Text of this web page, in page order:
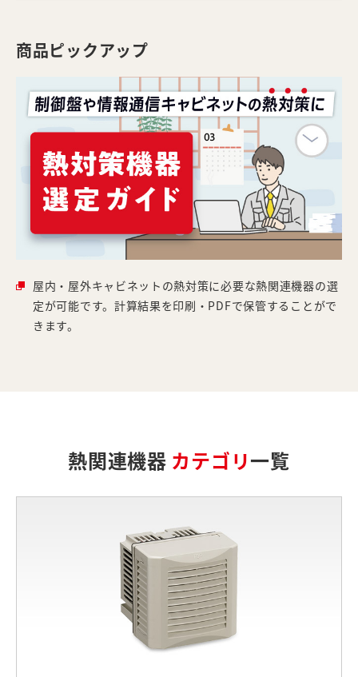
商品ピックアップ
屋内・屋外キャビネットの熱対策に必要な熱関連機器の選
定が可能です。計算結果を印刷・PDFで保管することがで
きます。
熱関連機器 カテゴリ一覧